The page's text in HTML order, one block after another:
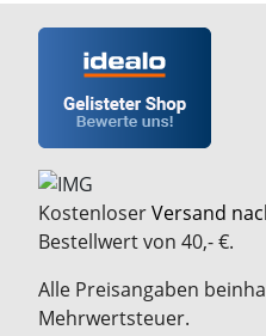
KostenloserVersand
Bestellwert von 40,- €.
Alle Preisangaben
Mehrwertsteuer.